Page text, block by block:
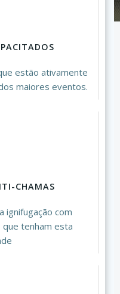
estão ativamente
maiores eventos.
CHAMAS
ignifugação com
tenham esta